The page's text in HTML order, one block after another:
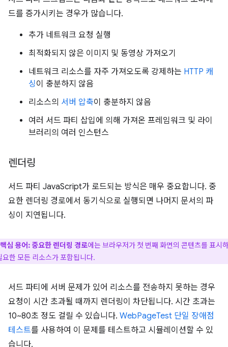
드를 증가시키는 경우가 많습니다.
추가 네트워크 요청 실행
최적화되지 않은 이미지 및 동영상 가져오기
네트워크 리소스를 자주 가져오도록 강제하는 HTTP 캐
싱이 충분하지 않음
리소스의 서버 압축이 충분하지 않음
여러 서드 파티 삽입에 의해 가져온 프레임워크 및 라이
브러리의 여러 인스턴스
렌더링
서드 파티 JavaScript가 로드되는 방식은 매우 중요합니다. 중
요한 렌더링 경로에서 동기식으로 실행되면 나머지 문서의 파
싱이 지연됩니다.
핵심 용어: 중요한 렌더링 경로에는 브라우저가 첫 번째 화면의 콘텐츠를 표시
요한 모든 리소스가 포함됩니다.
서드 파티에 서버 문제가 있어 리소스를 전송하지 못하는 경우
요청이 시간 초과될 때까지 렌더링이 차단됩니다. 시간 초과는
10~80초 정도 걸릴 수 있습니다. WebPageTest 단일 장애점
테스트를 사용하여 이 문제를 테스트하고 시뮬레이션할 수 있
습니다.